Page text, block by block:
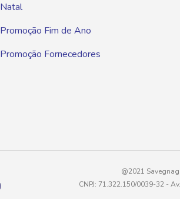
Natal
Promoção Fim de Ano
Promoção Fornecedores
@2021
CNPJ: 71.322.150/0039-32 -